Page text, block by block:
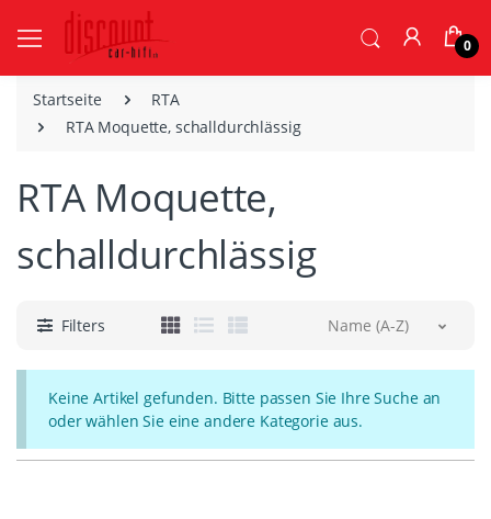
0
Startseite
RTA
RTA Moquette, schalldurchlässig
RTA Moquette,
schalldurchlässig
Filters Name (A-Z)
Keine Artikel gefunden. Bitte passen Sie Ihre Suche an
oder wählen Sie eine andere Kategorie aus.